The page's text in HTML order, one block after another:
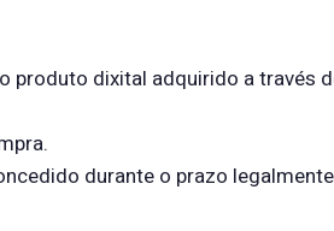
produto dixital adquirido a
durante o prazo